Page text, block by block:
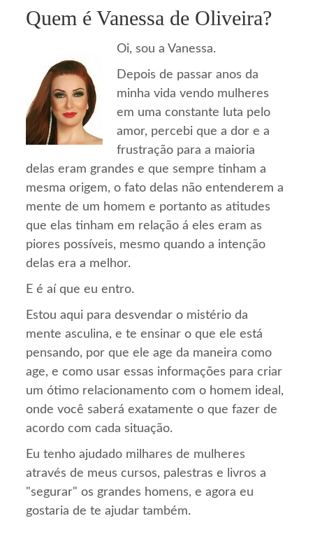
Quem é Vanessa de Oliveira?
Oi, sou a Vanessa.
Depois de passar anos da
minha vida vendo mulheres
em uma constante luta pelo
amor, percebi que a dor e a
frustração para a maioria
delas eram grandes e que sempre tinham a
mesma origem, o fato delas não entenderem a
mente de um homem e portanto as atitudes
que elas tinham em relação á eles eram as
piores possíveis, mesmo quando a intenção
delas era a melhor.
E é aí que eu entro.
Estou aqui para desvendar o mistério da
mente asculina, e te ensinar o que ele está
pensando, por que ele age da maneira como
age, e como usar essas informações para criar
um ótimo relacionamento com o homem ideal,
onde você saberá exatamente o que fazer de
acordo com cada situação.
Eu tenho ajudado milhares de mulheres
através de meus cursos, palestras e livros a
"segurar" os grandes homens, e agora eu
gostaria de te ajudar também.